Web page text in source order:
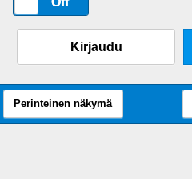
Kirjaudu
Perinteinen näkymä